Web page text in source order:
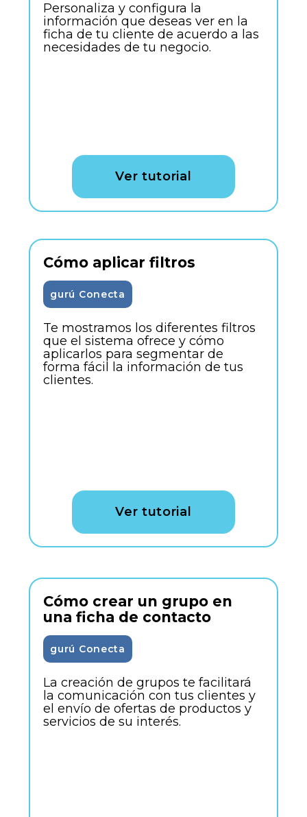
Personaliza y configura la
información que deseas ver en la
ficha de tu cliente de acuerdo a las
necesidades de tu negocio.
Ver tutorial
Cómo aplicar filtros
gurú Conecta
Te mostramos los diferentes filtros
que el sistema ofrece y cómo
aplicarlos para segmentar de
forma fácil la información de tus
clientes.
Ver tutorial
Cómo crear un grupo en
una ficha de contacto
gurú Conecta
La creación de grupos te facilitará
la comunicación con tus clientes y
el envío de ofertas de productos y
servicios de su interés.